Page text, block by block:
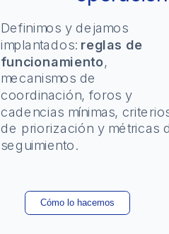
Definimos y dejamos
implantados: reglas de
funcionamiento,
mecanismos de
coordinación, foros y
cadencias mínimas,
de priorización y métricas
seguimiento.
Cómo lo hacemos